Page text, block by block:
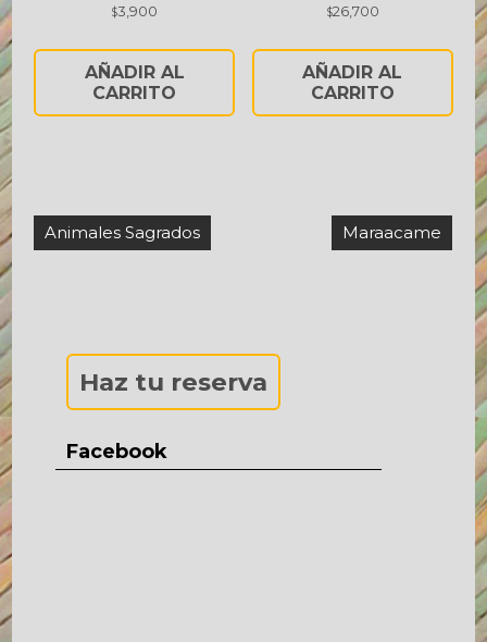
$3,900
AÑADIR AL
CARRITO
$26,700
AÑADIR AL
CARRITO
Navegación
de
Animales Sagrados Maraacame
Haz tu reserva
Facebook